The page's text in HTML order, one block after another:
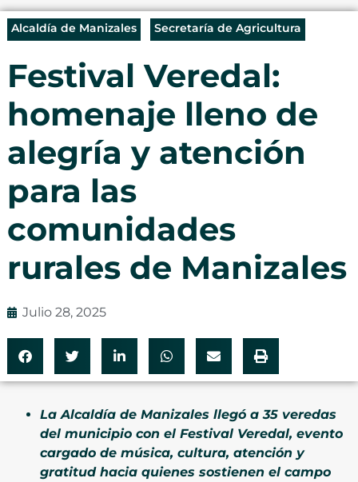
Alcaldía de Manizales Secretaría de Agricultura
Festival Veredal:
homenaje lleno de
alegría y atención
para las
comunidades
rurales de Manizales
Julio 28, 2025
La Alcaldía de Manizales llegó a 35 veredas
del municipio con el Festival Veredal, evento
cargado de música, cultura, atención y
gratitud hacia quienes sostienen el campo